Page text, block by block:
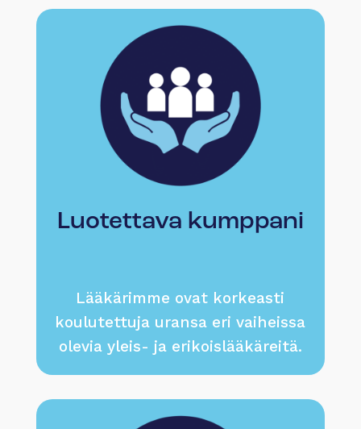
Luotettava kumppani
Lääkärimme ovat korkeasti
koulutettuja uransa eri vaiheissa
olevia yleis- ja erikoislääkäreitä.